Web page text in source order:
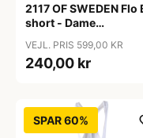
2117 OF SWEDEN Flo
short - Dame
Sort - Str. 36
VEJL. PRIS 599,00 KR
240,00 kr
SPAR 60%